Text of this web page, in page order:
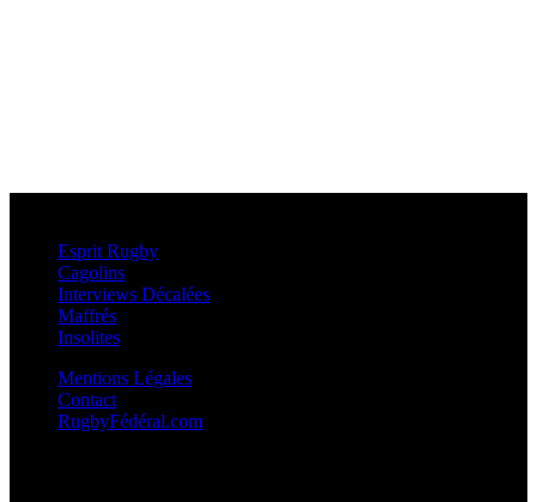
Esprit Rugby
Cagolins
Interviews Décalées
Maffrés
Insolites
Mentions Légales
Contact
RugbyFédéral.com